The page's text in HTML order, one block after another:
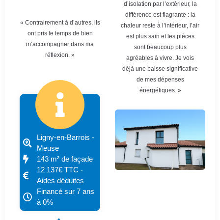
« Contrairement à d’autres, ils
ont pris le temps de bien
m’accompagner dans ma
réflexion. »
Ligny-en-Barrois -
Meuse
143 m² de façade
12 137€ TTC -
Aides déduites
Financé sur 7 ans
à 0%
d’isolation par l’extérieur, la
différence est flagrante : la
chaleur reste à l’intérieur, l’air
est plus sain et les pièces
sont beaucoup plus
agréables à vivre. Je vois
déjà une baisse significative
de mes dépenses
énergétiques. »